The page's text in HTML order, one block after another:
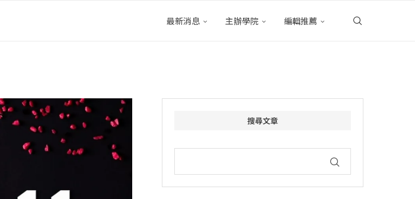
最新消息 主辦學院 編輯推薦
搜尋文章